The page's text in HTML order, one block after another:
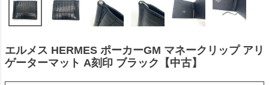
エルメス HERMES ポーカーGM マネークリップ アリ
ゲーターマット A刻印 ブラック【中古】